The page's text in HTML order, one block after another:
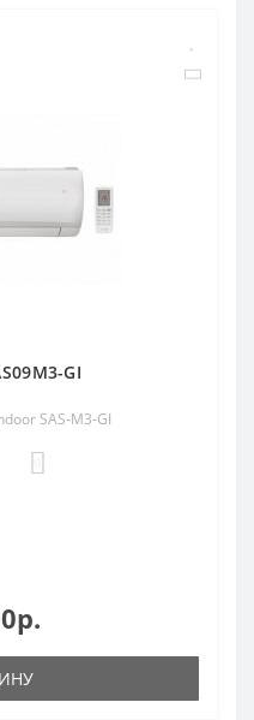
GI
SAS-M3-GI